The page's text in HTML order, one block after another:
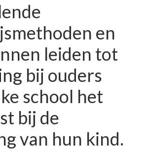
en
leiden tot
bij ouders
school het
bij de
van hun kind.